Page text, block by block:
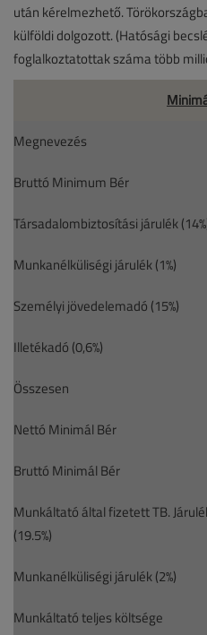
után kérelmezhető.
külföldi dolgozott. (Hatósági
foglalkoztatottak száma több
Megnevezés
Bruttó Minimum Bér
Társadalombiztosítási járulék
Munkanélküliségi járulék (1%)
Személyi jövedelemadó (15%)
Illetékadó (0,6%)
Összesen
Nettó Minimál Bér
Bruttó Minimál Bér
Munkáltató által fizetett TB.
(19.5%)
Munkanélküliségi járulék (2%)
Munkáltató teljes költsége